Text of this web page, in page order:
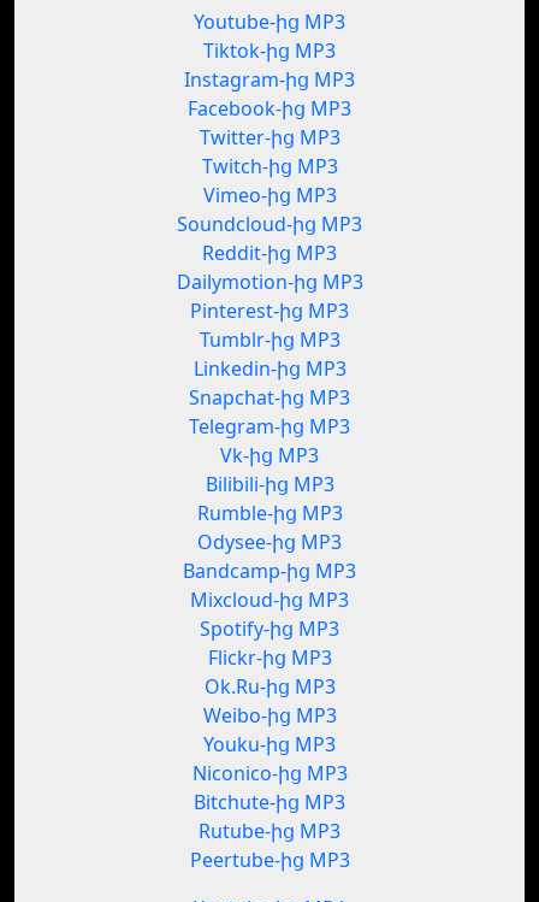
Youtube-ից MP3
Tiktok-ից MP3
Instagram-ից MP3
Facebook-ից MP3
Twitter-ից MP3
Twitch-ից MP3
Vimeo-ից MP3
Soundcloud-ից MP3
Reddit-ից MP3
Dailymotion-ից MP3
Pinterest-ից MP3
Tumblr-ից MP3
Linkedin-ից MP3
Snapchat-ից MP3
Telegram-ից MP3
Vk-ից MP3
Bilibili-ից MP3
Rumble-ից MP3
Odysee-ից MP3
Bandcamp-ից MP3
Mixcloud-ից MP3
Spotify-ից MP3
Flickr-ից MP3
Ok.Ru-ից MP3
Weibo-ից MP3
Youku-ից MP3
Niconico-ից MP3
Bitchute-ից MP3
Rutube-ից MP3
Peertube-ից MP3